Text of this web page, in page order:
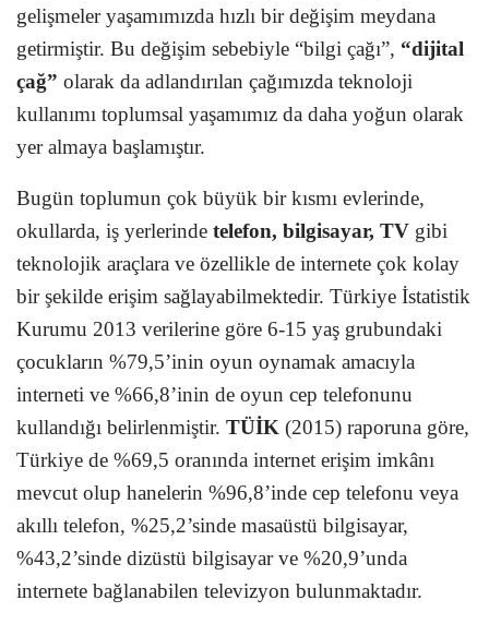
gelişmeler yaşamımızda hızlı bir değişim meydana
getirmiştir. Bu değişim sebebiyle “bilgi çağı”, “dijital
çağ” olarak da adlandırılan çağımızda teknoloji
kullanımı toplumsal yaşamımız da daha yoğun olarak
yer almaya başlamıştır.
Bugün toplumun çok büyük bir kısmı evlerinde,
okullarda, iş yerlerinde telefon, bilgisayar, TV gibi
teknolojik araçlara ve özellikle de internete çok kolay
bir şekilde erişim sağlayabilmektedir. Türkiye İstatistik
Kurumu 2013 verilerine göre 6-15 yaş grubundaki
çocukların %79,5’inin oyun oynamak amacıyla
interneti ve %66,8’inin de oyun cep telefonunu
kullandığı belirlenmiştir. TÜİK (2015) raporuna göre,
Türkiye de %69,5 oranında internet erişim imkânı
mevcut olup hanelerin %96,8’inde cep telefonu veya
akıllı telefon, %25,2’sinde masaüstü bilgisayar,
%43,2’sinde dizüstü bilgisayar ve %20,9’unda
internete bağlanabilen televizyon bulunmaktadır.